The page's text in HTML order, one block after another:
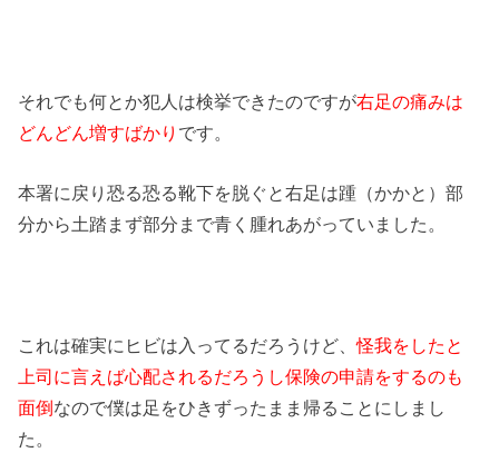
それでも何とか犯人は検挙できたのですが右足の痛みは
どんどん増すばかり です。
本署に戻り恐る恐る靴下を脱ぐと右足は踵（かかと）部
分から土踏まず部分まで青く腫れあがっていました。
これは確実にヒビは入ってるだろうけど、怪我をしたと
上司に言えば心配されるだろうし保険の申請をするのも
面倒なので僕は足をひきずったまま帰ることにしまし
た。